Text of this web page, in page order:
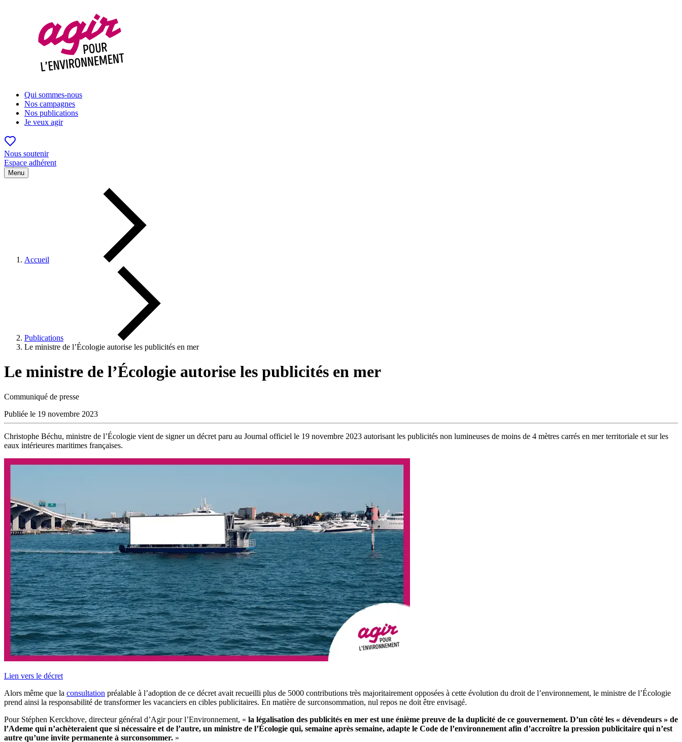
Qui sommes-nous
Nos campagnes
Nos publications
Je veux agir
Nous soutenir
Espace adhérent
Menu
Accueil
Publications
Le ministre de l’Écologie autorise les publicités en mer
Le ministre de l’Écologie autorise les publicités en mer
Communiqué de presse
Publiée le 19 novembre 2023
Christophe Béchu, ministre de l’Écologie vient de signer un décret paru au Journal officiel le 19 novembre 2023 autorisant les publicités non lumineuses de moins de 4 mètres carrés en mer territoriale et sur les
eaux intérieures maritimes françaises.
Lien vers le décret
Alors même que la consultation préalable à l’adoption de ce décret avait recueilli plus de 5000 contributions très majoritairement opposées à cette évolution du droit de l’environnement, le ministre de l’Écologie
prend ainsi la responsabilité de transformer les vacanciers en cibles publicitaires. En matière de surconsommation, nul repos ne doit être envisagé.
Pour Stéphen Kerckhove, directeur général d’Agir pour l’Environnement, « la légalisation des publicités en mer est une énième preuve de la duplicité de ce gouvernement. D’un côté les « dévendeurs » de
l’Ademe qui n’achèteraient que si nécessaire et de l’autre, un ministre de l’Écologie qui, semaine après semaine, adapte le Code de l’environnement afin d’accroître la pression publicitaire qui n’est
autre qu’une invite permanente à surconsommer. »